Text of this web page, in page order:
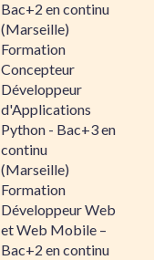
Bac+2 en continu
(Marseille)
Formation
Concepteur
Développeur
d'Applications
Python - Bac+3 en
continu
(Marseille)
Formation
Développeur Web
et Web Mobile –
Bac+2 en continu